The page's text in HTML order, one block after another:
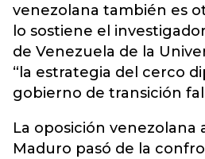
venezolana también es
lo sostiene el
de Venezuela de la
“la estrategia del cerco
gobierno de transición
La oposición venezolana
Maduro pasó de la